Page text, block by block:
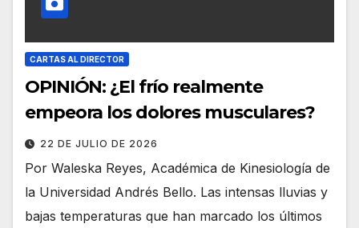
CARTAS AL DIRECTOR
OPINIÓN: ¿El frío realmente
empeora los dolores musculares?
22 DE JULIO DE 2026
Por Waleska Reyes, Académica de Kinesiología de
la Universidad Andrés Bello. Las intensas lluvias y
bajas temperaturas que han marcado los últimos